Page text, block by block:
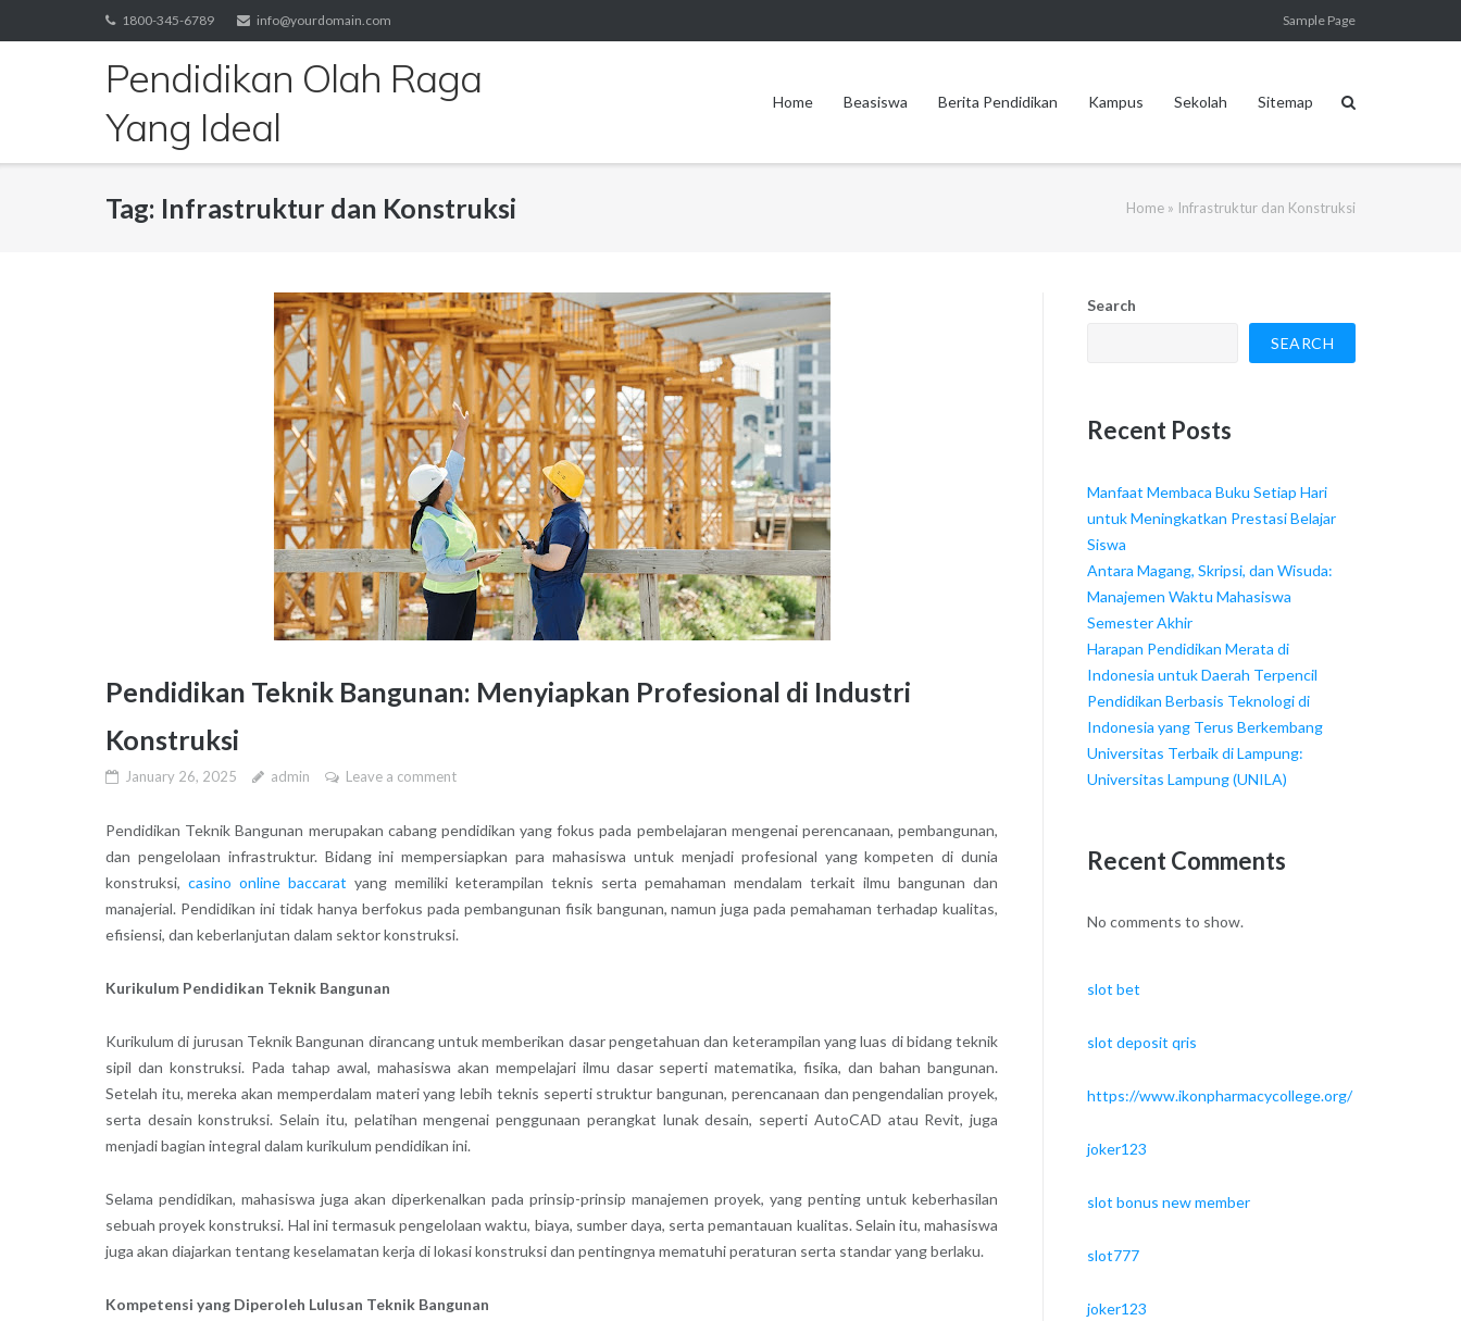
to
1800-345-6789 info@yourdomain.com Sample Page
Pendidikan Olah Raga
Yang Ideal
Home Beasiswa Berita Pendidikan Kampus Sekolah Sitemap
Tag: Infrastruktur dan Konstruksi Home » Infrastruktur dan Konstruksi
Pendidikan Teknik Bangunan: Menyiapkan Profesional di Industri
Konstruksi
January 26, 2025 admin Leave a comment
Pendidikan Teknik Bangunan merupakan cabang pendidikan yang fokus pada pembelajaran mengenai perencanaan, pembangunan,
dan pengelolaan infrastruktur. Bidang ini mempersiapkan para mahasiswa untuk menjadi profesional yang kompeten di dunia
konstruksi,casino online baccarat yang memiliki keterampilan teknis serta pemahaman mendalam terkait ilmu bangunan dan
manajerial. Pendidikan ini tidak hanya berfokus pada pembangunan fisik bangunan, namun juga pada pemahaman terhadap kualitas,
efisiensi, dan keberlanjutan dalam sektor konstruksi.
Kurikulum Pendidikan Teknik Bangunan
Kurikulum di jurusan Teknik Bangunan dirancang untuk memberikan dasar pengetahuan dan keterampilan yang luas di bidang teknik
sipil dan konstruksi. Pada tahap awal, mahasiswa akan mempelajari ilmu dasar seperti matematika, fisika, dan bahan bangunan.
Setelah itu, mereka akan memperdalam materi yang lebih teknis seperti struktur bangunan, perencanaan dan pengendalian proyek,
serta desain konstruksi. Selain itu, pelatihan mengenai penggunaan perangkat lunak desain, seperti AutoCAD atau Revit, juga
menjadi bagian integral dalam kurikulum pendidikan ini.
Selama pendidikan, mahasiswa juga akan diperkenalkan pada prinsip-prinsip manajemen proyek, yang penting untuk keberhasilan
sebuah proyek konstruksi. Hal ini termasuk pengelolaan waktu, biaya, sumber daya, serta pemantauan kualitas. Selain itu, mahasiswa
juga akan diajarkan tentang keselamatan kerja di lokasi konstruksi dan pentingnya mematuhi peraturan serta standar yang berlaku.
Kompetensi yang Diperoleh Lulusan Teknik Bangunan
Search
SEARCH
Recent Posts
Manfaat Membaca Buku Setiap Hari
untuk Meningkatkan Prestasi Belajar
Siswa
Antara Magang, Skripsi, dan Wisuda:
Manajemen Waktu Mahasiswa
Semester Akhir
Harapan Pendidikan Merata di
Indonesia untuk Daerah Terpencil
Pendidikan Berbasis Teknologi di
Indonesia yang Terus Berkembang
Universitas Terbaik di Lampung:
Universitas Lampung (UNILA)
Recent Comments
No comments to show.
slot bet
slot deposit qris
https://www.ikonpharmacycollege.org/
joker123
slot bonus new member
slot777
joker123